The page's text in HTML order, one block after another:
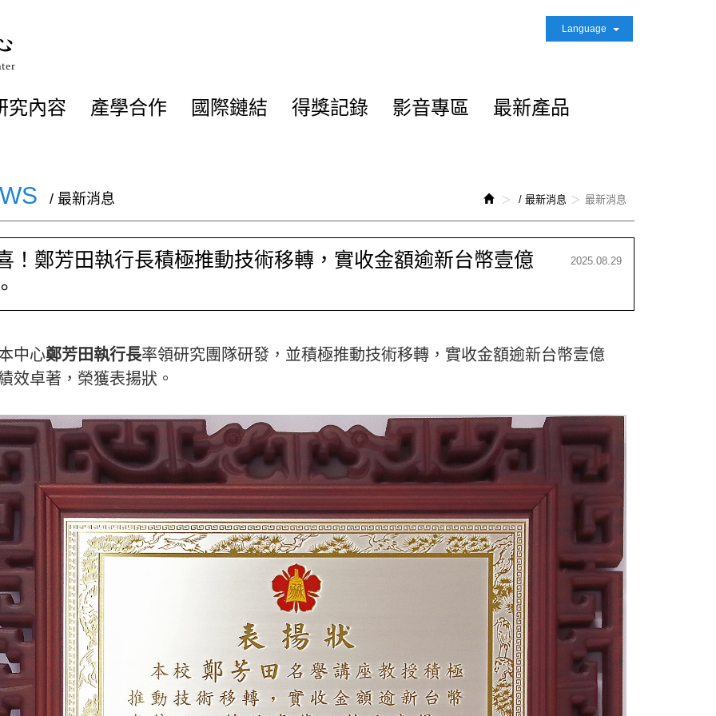
究內容 產學合作 國際鏈結 得獎記錄 影音專區 最新產品
Language
/ 最新消息 最新消息
/ 最新消息
2025.08.29
！鄭芳田執行長積極推動技術移轉，實收金額逾新台幣壹億
中心鄭芳田執行長率領研究團隊研發，並積極推動技術移轉，實收金額逾新台幣壹億
效卓著，榮獲表揚狀。